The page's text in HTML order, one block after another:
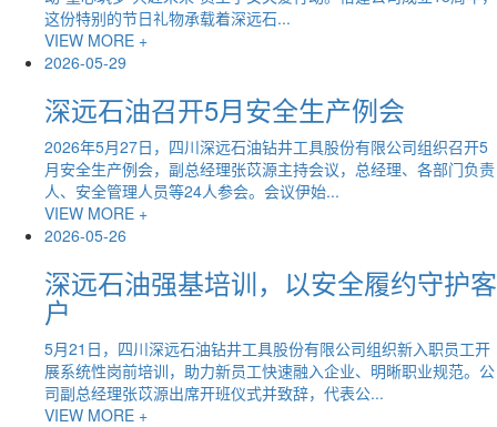
这份特别的节日礼物承载着深远石...
VIEW MORE +
2026-05-29
深远石油召开5月安全生产例会
2026年5月27日，四川深远石油钻井工具股份有限公司组织召开5
月安全生产例会，副总经理张苡源主持会议，总经理、各部门负责
人、安全管理人员等24人参会。会议伊始...
VIEW MORE +
2026-05-26
深远石油强基培训，以安全履约守护客
户
5月21日，四川深远石油钻井工具股份有限公司组织新入职员工开
展系统性岗前培训，助力新员工快速融入企业、明晰职业规范。公
司副总经理张苡源出席开班仪式并致辞，代表公...
VIEW MORE +